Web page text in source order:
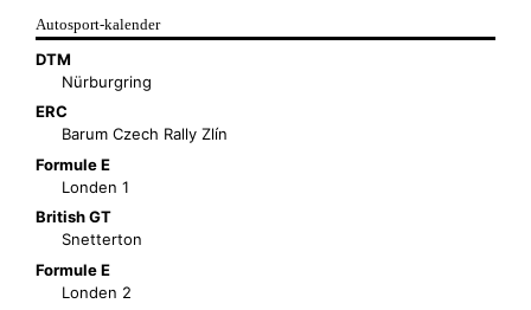
Autosport-kalender
DTM
Nürburgring
ERC
Barum Czech Rally Zlín
Formule E
Londen 1
British GT
Snetterton
Formule E
Londen 2